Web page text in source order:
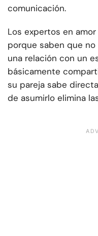
comunicación.
Los expertos en
porque saben que
una relación con un
básicamente
su pareja sabe
de asumirlo elimina